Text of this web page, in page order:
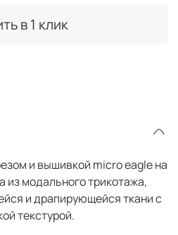
в 1 клик
и вышивкой micro eagle на
из модального трикотажа,
и драпирующейся ткани с
текстурой.